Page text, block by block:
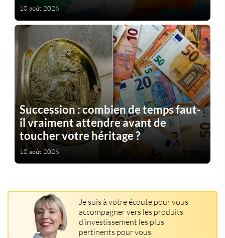
10 août 2026
Succession : combien de temps faut-
il vraiment attendre avant de
toucher votre héritage ?
10 août 2026
Je suis à votre écoute pour vous
accompagner vers les produits
d’investissement les plus
pertinents pour vous.